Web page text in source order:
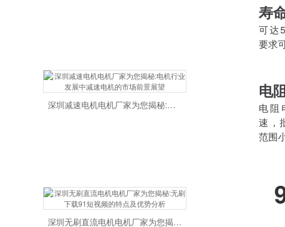
寿
可达
要求
电
电阻
速
范围
深圳减速电机电机厂家为您揭秘:电机行业发展中减速电机的市场前景展望
深圳无刷直流电机电机厂家为您揭秘:无刷下载91短视频的特点及优势分析